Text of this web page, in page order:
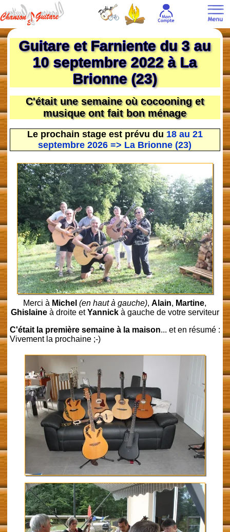
Guitare et Farniente du 3 au
10 septembre 2022 à La
Brionne (23)
C'était une semaine où cocooning et
musique ont fait bon ménage
Le prochain stage est prévu du 18 au 21
septembre 2026 => La Brionne (23)
Merci à Michel(en haut à gauche),Alain, Martine,
Ghislaine à droite etYannick à gauche de votre serviteur
C'était la première semaine à la maison... et en résumé :
Vivement la prochaine ;-)